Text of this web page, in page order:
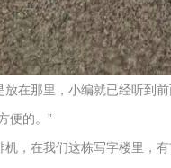
在那里，小编就已经听到
便的。”
，在我们这栋写字楼里，